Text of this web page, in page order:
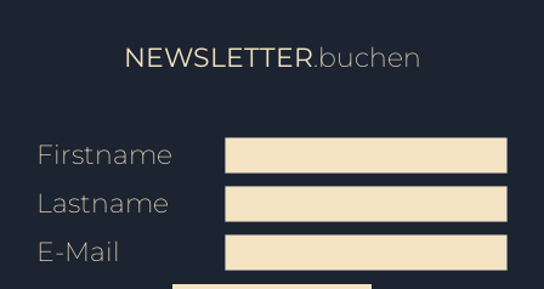
NEWSLETTER.buchen
Firstname
Lastname
E-Mail